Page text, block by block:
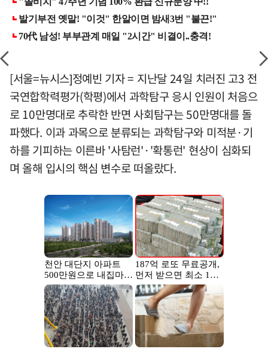
[서울=뉴시스]정예빈 기자 = 지난달 24일 치러진 고3 전
국연합학력평가(학평)에서 과학탐구 응시 인원이 처음으
로 10만명대로 추락한 반면 사회탐구는 50만명대를 돌
파했다. 이과 과목으로 분류되는 과학탐구와 미적분·기
하를 기피하는 이른바 '사탐런'·'확통런' 현상이 심화되
며 올해 입시의 핵심 변수로 떠올랐다.